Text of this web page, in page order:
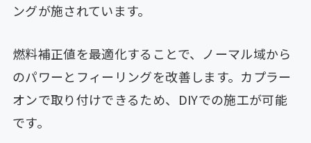
ングが施されています。
燃料補正値を最適化することで、ノーマル域から
のパワーとフィーリングを改善します。カプラー
オンで取り付けできるため、DIYでの施工が可能
です。